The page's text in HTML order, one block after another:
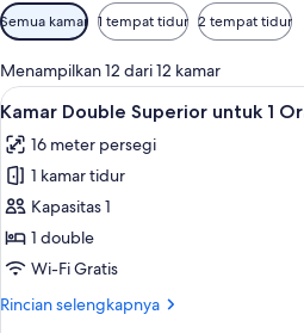
Filter
tersedia
untuk
kamar
Semua kamar 1 tempat tidur 2 tempat tidur
Menampilkan 12 dari 12 kamar
Lihat
semua
foto
untuk
Kamar
Double
Superior
1
4
Kamar Double Superior untuk 1
16 meter persegi
1 kamar tidur
Kapasitas 1
1 double
Wi-Fi Gratis
Rincian selengkapnya
Rincian